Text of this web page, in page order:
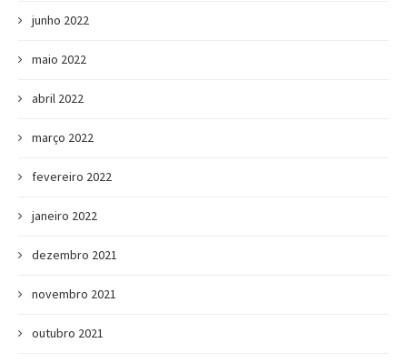
junho 2022
maio 2022
abril 2022
março 2022
fevereiro 2022
janeiro 2022
dezembro 2021
novembro 2021
outubro 2021